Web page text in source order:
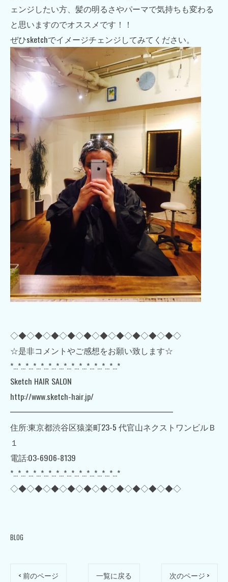
ェンジしたい方、髪の明るさやパーマで気持ちも変わる
と思いますのでオススメです！！
ぜひsketchでイメージチェンジしてみてください。
◇◆◇◆◇◆◇◆◇◆◇◆◇◆◇◆◇◆◇◆◇
☆是非コメントやご感想をお願い致します☆
*…*…*…*…*…*…*…*…*…*…*…*…*…*…*
Sketch HAIR SALON
http://www.sketch-hair.jp/
━━━━━━━━━━━━━━━━━━━━
住所:東京都渋谷区猿楽町23-5 代官山ネクストワンビルＢ
１
電話:03-6906-8139
*…*…*…*…*…*…*…*…*…*…*…*…*…*…*
◇◆◇◆◇◆◇◆◇◆◇◆◇◆◇◆◇◆◇◆◇
BLOG
< 前のページ 一覧に戻る 次のページ >